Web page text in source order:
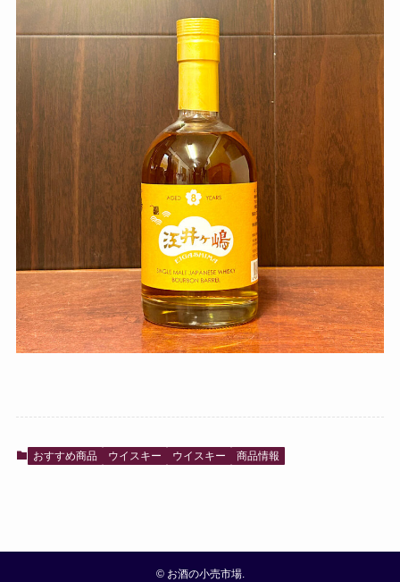
おすすめ商品 ウイスキー ウイスキー 商品情報
©お酒の小売市場.